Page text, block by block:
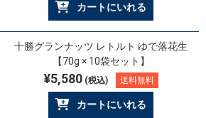
カートにいれる
十勝グランナッツ レトルト ゆで落花生
【70g × 10袋セット】
¥5,580(税込) 送料無料
カートにいれる